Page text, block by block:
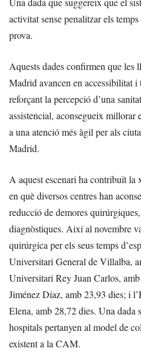
activitat sense penalitzar els
prova.
Aquests dades confirmen que les
Madrid avancen en accessibilitat i
reforçant la percepció d’una
assistencial, aconsegueix millorar
a una atenció més àgil per als
Madrid.
A aquest escenari ha contribuït la
en què diversos centres han
reducció de demores
diagnòstiques. Així al novembre
quirúrgica per els seus temps
Universitari General de Villalba,
Universitari Rey Juan Carlos,
Jiménez Díaz, amb 23,93 dies; i
Elena, amb 28,72 dies. Una dada
hospitals pertanyen al model de
existent a la CAM.